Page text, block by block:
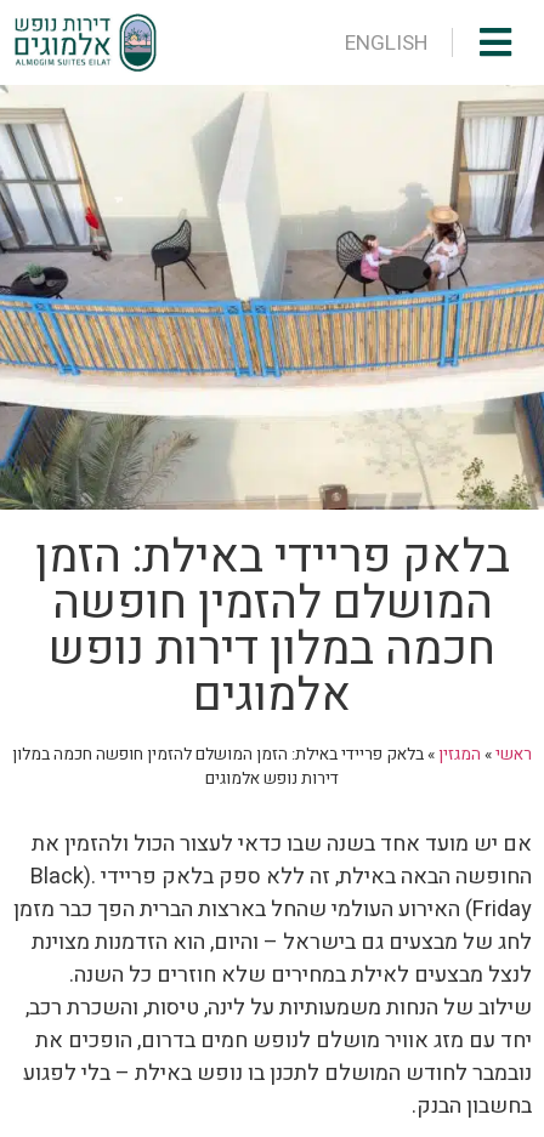
ENGLISH
בלאק פריידי באילת: הזמן
המושלם להזמין חופשה
חכמה במלון דירות נופש
אלמוגים
ראשי» המגזין»בלאק פריידי באילת: הזמן המושלם להזמין חופשה חכמה במלון
דירות נופש אלמוגים
אם יש מועד אחד בשנה שבו כדאי לעצור הכול ולהזמין את
החופשה הבאה באילת, זה ללא ספק בלאק פריידי .(Black
Friday) האירוע העולמי שהחל בארצות הברית הפך כבר מזמן
לחג של מבצעים גם בישראל – והיום, הוא הזדמנות מצוינת
לנצל מבצעים לאילת במחירים שלא חוזרים כל השנה.
שילוב של הנחות משמעותיות על לינה, טיסות, והשכרת רכב,
יחד עם מזג אוויר מושלם לנופש חמים בדרום, הופכים את
נובמבר לחודש המושלם לתכנן בו נופש באילת – בלי לפגוע
בחשבון הבנק.